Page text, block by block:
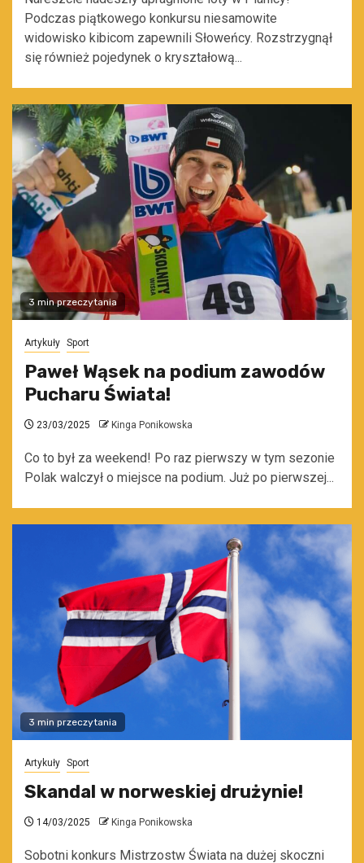
Podczas piątkowego konkursu niesamowite
widowisko kibicom zapewnili Słoweńcy. Rozstrzygnął
się również pojedynek o kryształową...
3 min przeczytania
Artykuły Sport
Paweł Wąsek na podium zawodów
Pucharu Świata!
23/03/2025 Kinga Ponikowska
Co to był za weekend! Po raz pierwszy w tym sezonie
Polak walczył o miejsce na podium. Już po pierwszej...
3 min przeczytania
Artykuły Sport
Skandal w norweskiej drużynie!
14/03/2025 Kinga Ponikowska
Sobotni konkurs Mistrzostw Świata na dużej skoczni